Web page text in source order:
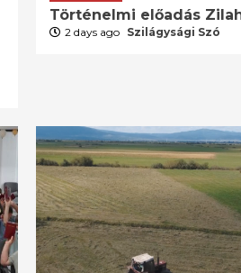
Történelmi előadás
2 days ago Szilágysági Szó